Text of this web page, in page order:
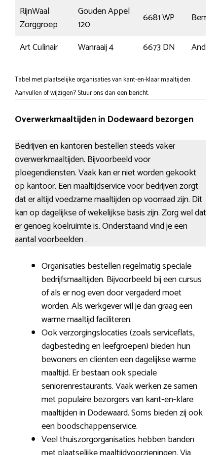
RijnWaal
Zorggroep
Gouden Appel
120
6681 WP
Bemmel
Art Culinair
Wanraaij 4 6673 DN Andelst
Tabel met plaatselijke organisaties van kant-en-klaar maaltijden.
Aanvullen of wijzigen? Stuur ons dan een bericht.
Overwerkmaaltijden in Dodewaard bezorgen
Bedrijven en kantoren bestellen steeds vaker
overwerkmaaltijden. Bijvoorbeeld voor
ploegendiensten. Vaak kan er niet worden gekookt
op kantoor. Een maaltijdservice voor bedrijven zorgt
dat er altijd voedzame maaltijden op voorraad zijn. Dit
kan op dagelijkse of wekelijkse basis zijn. Zorg wel dat
er genoeg koelruimte is. Onderstaand vind je een
aantal voorbeelden .
Organisaties bestellen regelmatig speciale
bedrijfsmaaltijden. Bijvoorbeeld bij een cursus
of als er nog even door vergaderd moet
worden. Als werkgever wil je dan graag een
warme maaltijd faciliteren.
Ook verzorgingslocaties (zoals serviceflats,
dagbesteding en leefgroepen) bieden hun
bewoners en cliënten een dagelijkse warme
maaltijd. Er bestaan ook speciale
seniorenrestaurants. Vaak werken ze samen
met populaire bezorgers van kant-en-klare
maaltijden in Dodewaard. Soms bieden zij ook
een boodschappenservice.
Veel thuiszorgorganisaties hebben banden